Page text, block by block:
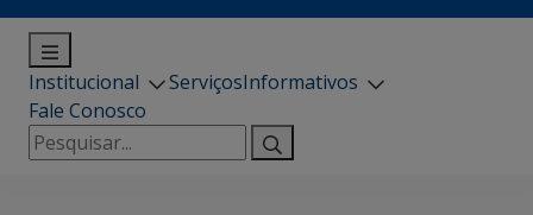
Institucional ServiçosInformativos
Fale Conosco
Pesquisar
por: